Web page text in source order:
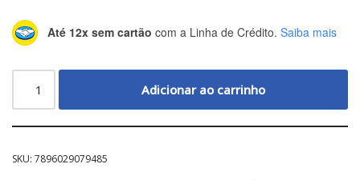
Até 12x sem cartão com a Linha de Crédito. Saiba mais
Adicionar ao carrinho
SKU: 7896029079485